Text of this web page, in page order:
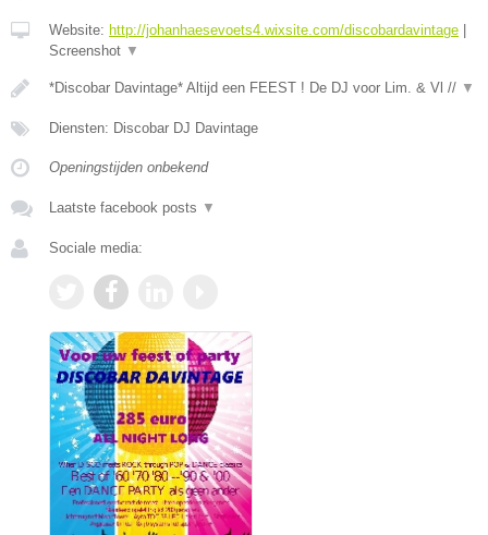
Website: http://johanhaesevoets4.wixsite.com/discobardavintage
Screenshot ▼
*Discobar Davintage* Altijd een FEEST ! De DJ voor Lim. & Vl // ▼
Diensten: Discobar DJ Davintage
Openingstijden onbekend
Laatste facebook posts ▼
Sociale media: